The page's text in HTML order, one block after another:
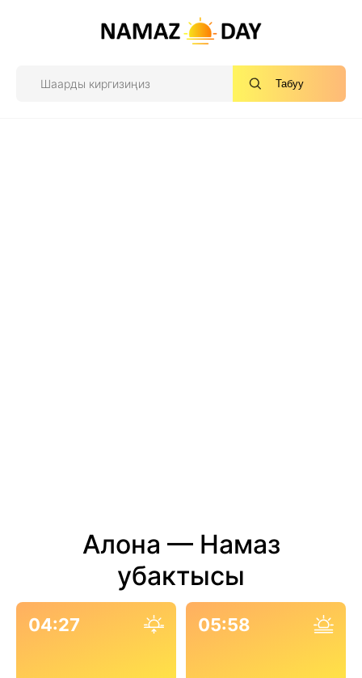
Табуу
Алона — Намаз
убактысы
04:27 05:58